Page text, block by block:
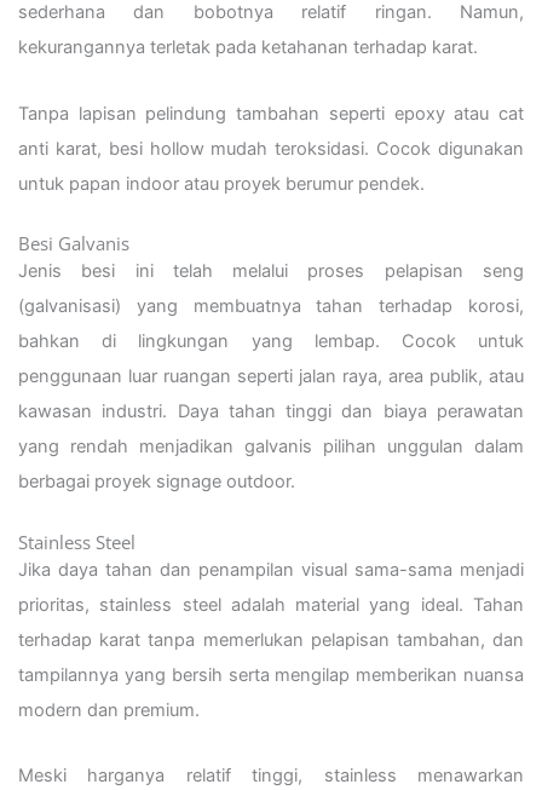
sederhana dan bobotnya relatif ringan. Namun,
kekurangannya terletak pada ketahanan terhadap karat.
Tanpa lapisan pelindung tambahan seperti epoxy atau cat
anti karat, besi hollow mudah teroksidasi. Cocok digunakan
untuk papan indoor atau proyek berumur pendek.
Besi Galvanis
Jenis besi ini telah melalui proses pelapisan seng
(galvanisasi) yang membuatnya tahan terhadap korosi,
bahkan di lingkungan yang lembap. Cocok untuk
penggunaan luar ruangan seperti jalan raya, area publik, atau
kawasan industri. Daya tahan tinggi dan biaya perawatan
yang rendah menjadikan galvanis pilihan unggulan dalam
berbagai proyek signage outdoor.
Stainless Steel
Jika daya tahan dan penampilan visual sama-sama menjadi
prioritas, stainless steel adalah material yang ideal. Tahan
terhadap karat tanpa memerlukan pelapisan tambahan, dan
tampilannya yang bersih serta mengilap memberikan nuansa
modern dan premium.
Meski harganya relatif tinggi, stainless menawarkan